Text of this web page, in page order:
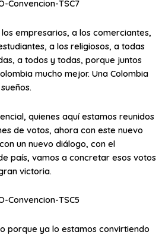
empresarios, a los comerciantes,
a los religiosos, a todas
a todos y todas, porque juntos
mucho mejor. Una Colombia
quienes aquí estamos reunidos
de votos, ahora con este nuevo
un nuevo diálogo, con el
país, vamos a concretar esos votos
victoria.
porque ya lo estamos convirtiendo